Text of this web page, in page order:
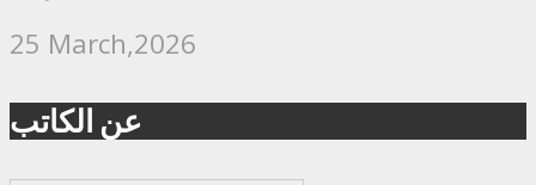
25 March,2026
عن الكاتب